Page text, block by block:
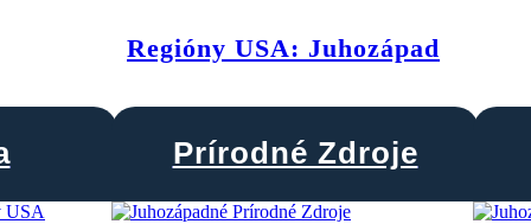
Regióny USA: Juhozápad
Prírodné Zdroje